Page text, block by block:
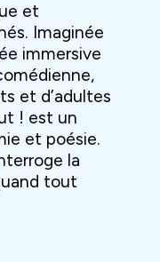
et
Imaginée
immersive
et d’adultes
! est un
et poésie.
la
tout